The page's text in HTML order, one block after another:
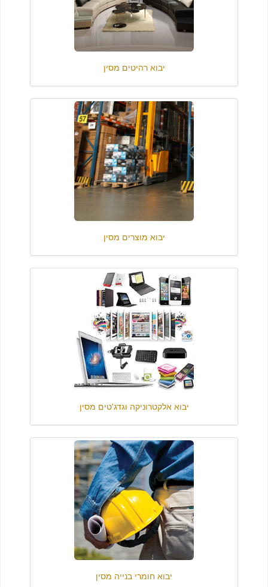
יבוא רהיטים מסין
יבוא מוצרים מסין
יבוא אלקטרוניקה וגדג'טים מסין
יבוא חומרי בנייה מסין